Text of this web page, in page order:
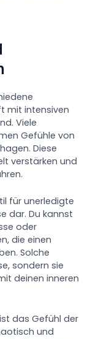
mit intensiven
Viele
Gefühle von
Diese
verstärken und
für unerledigte
dar. Du kannst
oder
die einen
Solche
sondern sie
deinen inneren
das Gefühl der
und